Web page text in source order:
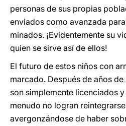
personas de sus propias
enviados como avanzada
minados. ¡Evidentemente su
quien se sirve así de ellos!
El futuro de estos niños con
marcado. Después de años
son simplemente licenciados
menudo no logran
avergonzándose de haber